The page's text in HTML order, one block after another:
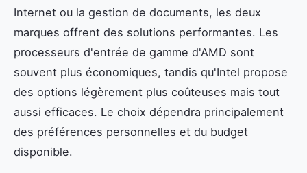
Internet ou la gestion de documents, les deux
marques offrent des solutions performantes. Les
processeurs d'entrée de gamme d'AMD sont
souvent plus économiques, tandis qu'Intel propose
des options légèrement plus coûteuses mais tout
aussi efficaces. Le choix dépendra principalement
des préférences personnelles et du budget
disponible.